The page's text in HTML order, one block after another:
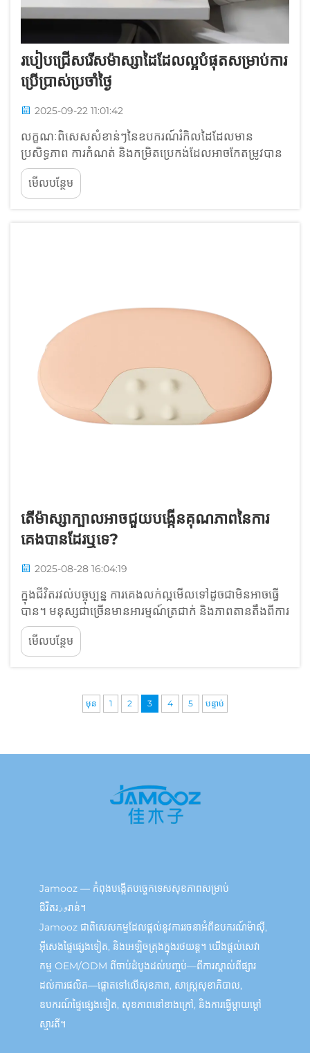
របៀបជ្រើសរើសម៉ាស្សាដៃដែលល្អបំផុតសម្រាប់ការ
ប្រើប្រាស់ប្រចាំថ្ងៃ
2025-09-22 11:01:42
លក្ខណៈ​ពិសេស​សំខាន់ៗ​នៃ​ឧបករណ៍​រំកិល​ដៃ​ដែល​មាន​
ប្រសិទ្ធភាព ការ​កំណត់ និង​កម្រិត​ប្រេកង់​ដែល​អាច​កែតម្រូវ​បាន​
សម្រាប់​ការ​ស្រាយ​អារម្មណ៍​ផ្ទាល់​ខ្លួន ឧបករណ៍​រំកិល​ដៃ​ដែល​មាន​
គុណភាព​ខ្ពស់​បច្ចុប្បន្ន​ភាគច្រើន​មាន​ការ​កំណត់​ដែល​អាច​
កែតម្រូវ​បាន​តាម​តម្រូវ​ការ​របស់​មនុស្ស​ម្នាក់ៗ។ មនុស្ស​អាច​
មើលបន្ថែម
តើម៉ាស្សាក្បាលអាចជួយបង្កើនគុណភាពនៃការ
គេងបានដែរឬទេ?
2025-08-28 16:04:19
ក្នុងជីវិតរវល់បច្ចុប្បន្ន ការគេងលក់ល្អមើលទៅដូចជាមិនអាចធ្វើ
បាន។ មនុស្សជាច្រើនមានអារម្មណ៍ត្រជាក់ និងភាពតានតឹងពីការ
គេងមិនលក់ ហើយយប់ដែលគេងមិនលក់បានធ្វើឱ្យយើង
ស្វែងរកដំណោះស្រាយ។ ឧបករណ៍មួយដែលកំពុងទទួលបាន
ប្រជាប្រិយភាពយ៉ាងរហ័សគឺគ្រឿងម៉ាស្សាស្បែកក្បាល។ អត្ថបទ
មើលបន្ថែម
មុន 1 2 3 4 5 បន្ទាប់
Jamooz — កំពុងបង្កើតបច្ចេកទេសសុខភាពសម្រាប់
ជីវិតរوزរាន់។
Jamooz ជាពិសេសកម្មដែលផ្តល់នូវការរចនាអំពីឧបករណ៍ម៉ាស៊ី,
អ៊ីសេងផ្ទៃផ្សេងទៀត, និងអេឡិចត្រុងក្នុងរថយន្ត។ យើងផ្តល់សេវា
កម្ម OEM/ODM ពីចាប់ដំបូងដល់បញ្ចប់—ពីការស្គាល់ពីផ្សារ
ដល់ការផលិត—ផ្តោតទៅលើសុខភាព, សាស្ត្រសុខាភិបាល,
ឧបករណ៍ផ្ទៃផ្សេងទៀត, សុខភាពនៅខាងក្រៅ, និងការធ្វើម្តាយម្ដៅ
ស្មារតី។